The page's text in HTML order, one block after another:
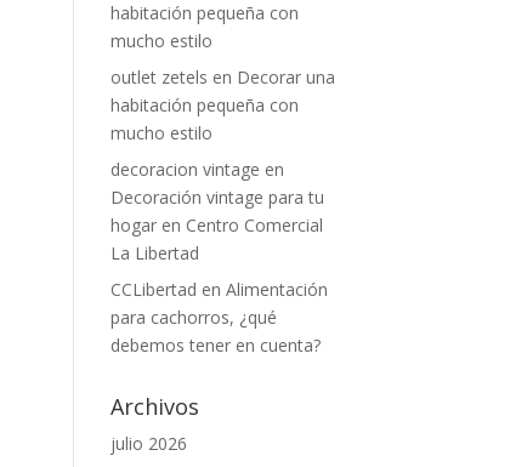
habitación pequeña con
mucho estilo
outlet zetels en Decorar una
habitación pequeña con
mucho estilo
decoracion vintage en
Decoración vintage para tu
hogar en Centro Comercial
La Libertad
CCLibertad enAlimentación
para cachorros, ¿qué
debemos tener en cuenta?
Archivos
julio 2026